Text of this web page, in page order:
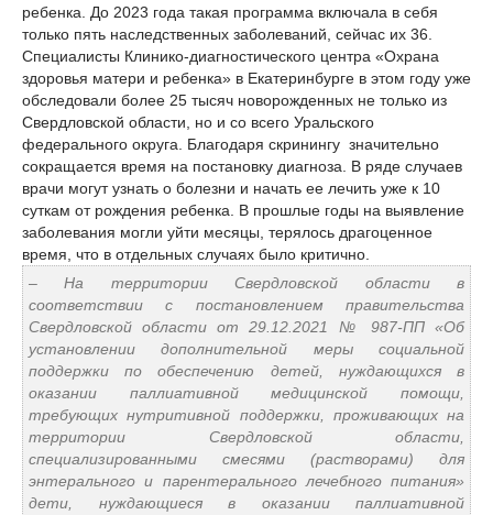
ребенка. До 2023 года такая программа включала в себя
только пять наследственных заболеваний, сейчас их 36.
Специалисты Клинико-диагностического центра «Охрана
здоровья матери и ребенка» в Екатеринбурге в этом году уже
обследовали более 25 тысяч новорожденных не только из
Свердловской области, но и со всего Уральского
федерального округа. Благодаря скринингу значительно
сокращается время на постановку диагноза. В ряде случаев
врачи могут узнать о болезни и начать ее лечить уже к 10
суткам от рождения ребенка. В прошлые годы на выявление
заболевания могли уйти месяцы, терялось драгоценное
время, что в отдельных случаях было критично.
– На территории Свердловской области в
соответствии с постановлением правительства
Свердловской области от 29.12.2021 № 987-ПП «Об
установлении дополнительной меры социальной
поддержки по обеспечению детей, нуждающихся в
оказании паллиативной медицинской помощи,
требующих нутритивной поддержки, проживающих на
территории Свердловской области,
специализированными смесями (растворами) для
энтерального и парентерального лечебного питания»
дети, нуждающиеся в оказании паллиативной